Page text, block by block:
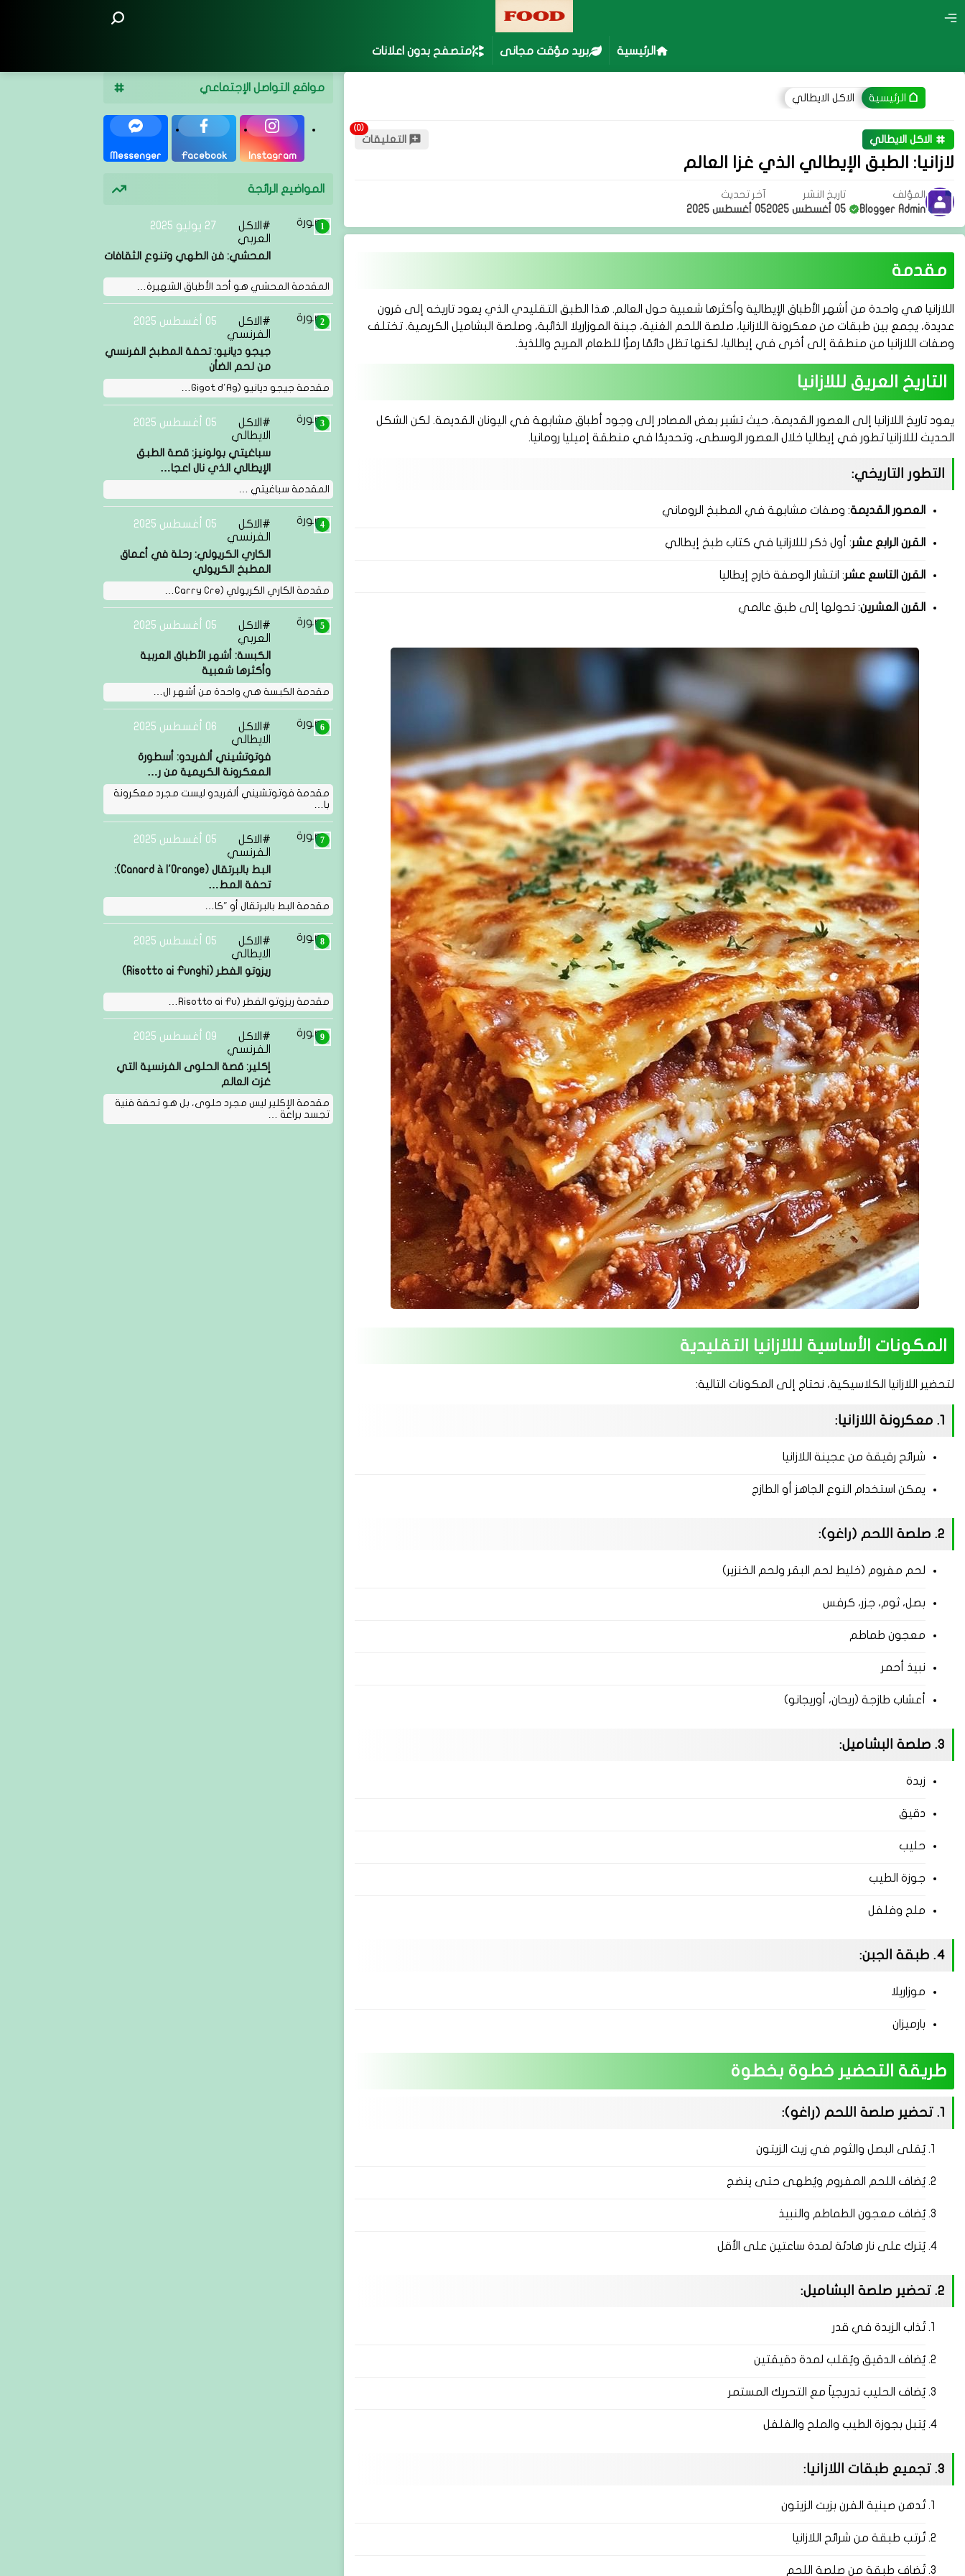
الرئيسية بريد مؤقت مجانى متصفح بدون اعلانات
الرئيسية الاكل الايطالي
الاكل الايطالي التعليقات
لازانيا: الطبق الإيطالي الذي غزا العالم
المؤلف
Blogger Admin
تاريخ النشر
05 أغسطس 2025
آخر تحديث
05 أغسطس 2025
مقدمة
اللازانيا هي واحدة من أشهر الأطباق الإيطالية وأكثرها شعبية حول العالم. هذا الطبق التقليدي الذي يعود تاريخه إلى قرون
عديدة، يجمع بين طبقات من معكرونة اللازانيا، صلصة اللحم الغنية، جبنة الموزاريلا الذائبة، وصلصة البشاميل الكريمية. تختلف
وصفات اللازانيا من منطقة إلى أخرى في إيطاليا، لكنها تظل دائمًا رمزًا للطعام المريح واللذيذ.
التاريخ العريق لللازانيا
يعود تاريخ اللازانيا إلى العصور القديمة، حيث تشير بعض المصادر إلى وجود أطباق مشابهة في اليونان القديمة. لكن الشكل
الحديث لللازانيا تطور في إيطاليا خلال العصور الوسطى، وتحديدًا في منطقة إميليا رومانيا.
التطور التاريخي:
العصور القديمة: وصفات مشابهة في المطبخ الروماني
القرن الرابع عشر: أول ذكر لللازانيا في كتاب طبخ إيطالي
القرن التاسع عشر: انتشار الوصفة خارج إيطاليا
القرن العشرين: تحولها إلى طبق عالمي
المكونات الأساسية لللازانيا التقليدية
لتحضير اللازانيا الكلاسيكية، نحتاج إلى المكونات التالية:
1. معكرونة اللازانيا:
شرائح رقيقة من عجينة اللازانيا
يمكن استخدام النوع الجاهز أو الطازج
2. صلصة اللحم (راغو):
لحم مفروم (خليط لحم البقر ولحم الخنزير)
بصل، ثوم، جزر، كرفس
معجون طماطم
نبيذ أحمر
أعشاب طازجة (ريحان، أوريجانو)
3. صلصة البشاميل:
زبدة
دقيق
حليب
جوزة الطيب
ملح وفلفل
4. طبقة الجبن:
موزاريلا
بارميزان
طريقة التحضير خطوة بخطوة
1. تحضير صلصة اللحم (راغو):
يُقلى البصل والثوم في زيت الزيتون
يُضاف اللحم المفروم ويُطهى حتى ينضج
يُضاف معجون الطماطم والنبيذ
يُترك على نار هادئة لمدة ساعتين على الأقل
2. تحضير صلصة البشاميل:
تُذاب الزبدة في قدر
يُضاف الدقيق ويُقلب لمدة دقيقتين
يُضاف الحليب تدريجياً مع التحريك المستمر
يُتبل بجوزة الطيب والملح والفلفل
3. تجميع طبقات اللازانيا:
تُدهن صينية الفرن بزيت الزيتون
تُرتب طبقة من شرائح اللازانيا
تُضاف طبقة من صلصة اللحم
مواقع التواصل الإجتماعي
Instagram
Facebook
Messenger
المواضيع الرائجة
الاكل
العربي
27 يوليو 2025
المحشي: فن الطهي وتنوع الثقافات
المقدمة المحشي هو أحد الأطباق الشهيرة…
الاكل
الفرنسي
05 أغسطس 2025
جيجو ديانيو: تحفة المطبخ الفرنسي
من لحم الضأن
مقدمة جيجو ديانيو (Gigot d'Ag…
الاكل
الايطالي
05 أغسطس 2025
سباغيتي بولونيز: قصة الطبق
الإيطالي الذي نال اعجا…
المقدمة سباغيتي …
الاكل
الفرنسي
05 أغسطس 2025
الكاري الكريولي: رحلة في أعماق
المطبخ الكريولي
مقدمة الكاري الكريولي (Carry Cre…
الاكل
العربي
05 أغسطس 2025
الكبسة: أشهر الأطباق العربية
وأكثرها شعبية
مقدمة الكبسة هي واحدة من أشهر ال…
الاكل
الايطالي
06 أغسطس 2025
فوتوتشيني ألفريدو: أسطورة
المعكرونة الكريمية من ر…
مقدمة فوتوتشيني ألفريدو ليست مجرد معكرونة
با…
الاكل
الفرنسي
05 أغسطس 2025
البط بالبرتقال (Canard à l'Orange):
تحفة المط…
مقدمة البط بالبرتقال أو "كا…
الاكل
الايطالي
05 أغسطس 2025
ريزوتو الفطر (Risotto ai Funghi)
مقدمة ريزوتو الفطر (Risotto ai Fu…
الاكل
الفرنسي
09 أغسطس 2025
إكلير: قصة الحلوى الفرنسية التي
غزت العالم
مقدمة الإكلير ليس مجرد حلوى، بل هو تحفة فنية
تجسد براعة …